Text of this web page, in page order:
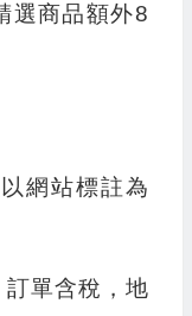
選商品額外8
網站標註為
單含稅，地